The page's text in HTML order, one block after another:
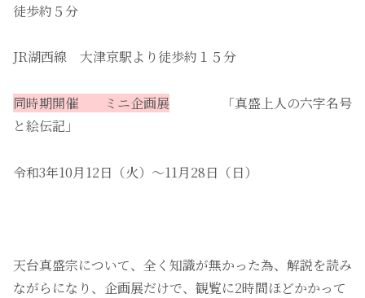
徒歩約５分
JR湖西線 大津京駅より徒歩約１５分
同時期開催 ミニ企画展 「真盛上人の六字名号
と絵伝記」
令和3年10月12日（火）〜11月28日（日）
天台真盛宗について、全く知識が無かった為、解説を読み
ながらになり、企画展だけで、観覧に2時間ほどかかって